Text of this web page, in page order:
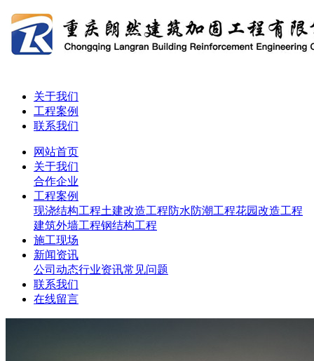
关于我们
工程案例
联系我们
网站首页
关于我们
合作企业
工程案例
现浇结构工程土建改造工程防水防潮工程花园改造工程
建筑外墙工程钢结构工程
施工现场
新闻资讯
公司动态行业资讯常见问题
联系我们
在线留言